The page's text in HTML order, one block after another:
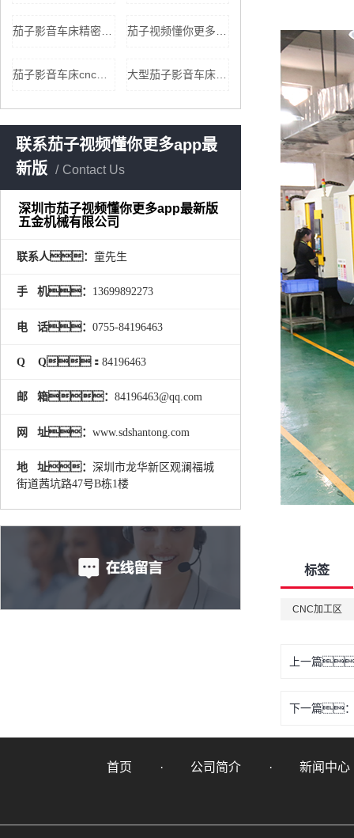
大型茄子影音车床加工
联系茄子视频懂你更多app最
新版
Contact Us
深圳市茄子视频懂你更多app最新版
五金机械有限公司
联系人： 童先生
手 机： 13699892273
电 话： 0755-84196463
Q Q： 84196463
邮 箱： 84196463@qq.com
网 址： www.sdshantong.com
地 址： 深圳市龙华新区观澜福城
街道茜坑路47号B栋1楼
标签
CNC加工区
上一篇
下一篇
首页 公司简介 新闻中心